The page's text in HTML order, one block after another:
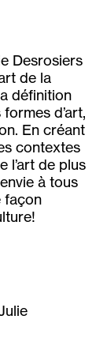
Desrosiers
de la
définition
d’art,
En créant
contextes
l’art de plus
à tous
façon